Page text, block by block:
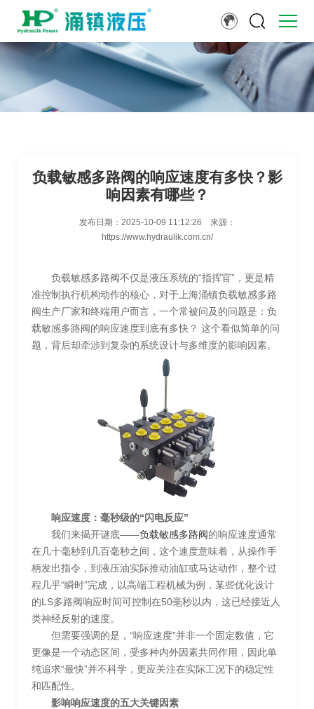
负载敏感多路阀的响应速度有多快？影
响因素有哪些？
发布日期： 2025-10-09 11:12:26
来源：
https://www.hydraulik.com.cn/
负载敏感多路阀不仅是液压系统的“指挥官”，更是精
准控制执行机构动作的核心，对于上海涌镇负载敏感多路
阀生产厂家和终端用户而言，一个常被问及的问题是：负
载敏感多路阀的响应速度到底有多快？ 这个看似简单的问
题，背后却牵涉到复杂的系统设计与多维度的影响因素。
响应速度：毫秒级的“闪电反应”
我们来揭开谜底——负载敏感多路阀的响应速度通常
在几十毫秒到几百毫秒之间，这个速度意味着，从操作手
柄发出指令，到液压油实际推动油缸或马达动作，整个过
程几乎“瞬时”完成，以高端工程机械为例，某些优化设计
的LS多路阀响应时间可控制在50毫秒以内，这已经接近人
类神经反射的速度。
但需要强调的是，“响应速度”并非一个固定数值，它
更像是一个动态区间，受多种内外因素共同作用，因此单
纯追求“最快”并不科学，更应关注在实际工况下的稳定性
和匹配性。
影响响应速度的五大关键因素